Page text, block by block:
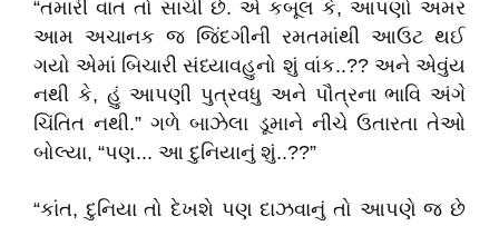
“તમારી વાત તો સાચી છે. એ કબૂલ કે, આપણો અમર
આમ અચાનક જ જિંદગીની રમતમાંથી આઉટ થઈ
ગયો એમાં બિચારી સંધ્યાવહુનો શું વાંક..?? અને એવુંય
નથી કે, હું આપણી પુત્રવધુ અને પૌત્રના ભાવિ અંગે
ચિંતિત નથી.” ગળે બાઝેલા ડૂમાને નીચે ઉતારતા તેઓ
બોલ્યા, “પણ... આ દુનિયાનું શું..??”
“કાંત, દુનિયા તો દેખશે પણ દાઝવાનું તો આપણે જ છે